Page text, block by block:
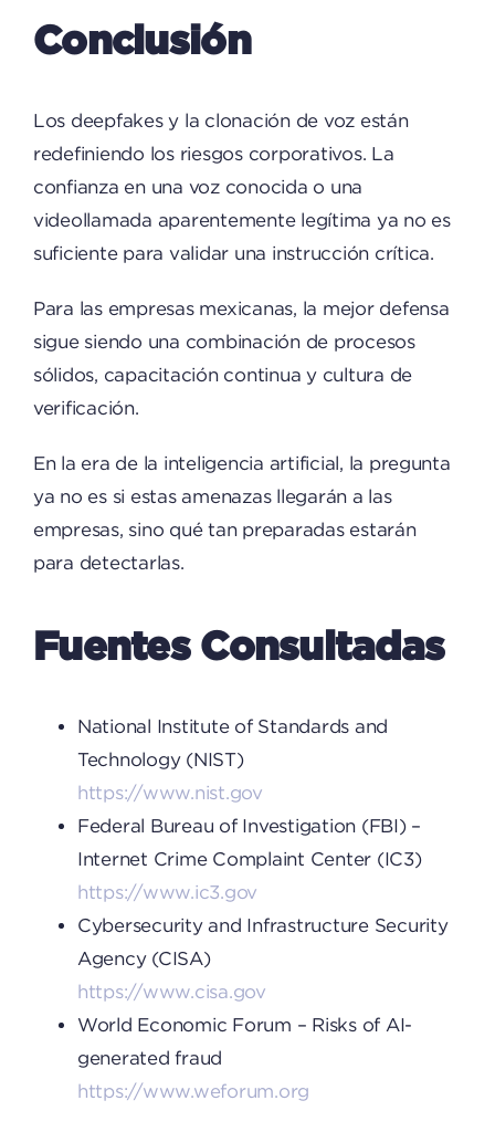
Conclusión
Los deepfakes y la clonación de voz están
redefiniendo los riesgos corporativos. La
confianza en una voz conocida o una
videollamada aparentemente legítima ya no es
suficiente para validar una instrucción crítica.
Para las empresas mexicanas, la mejor defensa
sigue siendo una combinación de procesos
sólidos, capacitación continua y cultura de
verificación.
En la era de la inteligencia artificial, la pregunta
ya no es si estas amenazas llegarán a las
empresas, sino qué tan preparadas estarán
para detectarlas.
Fuentes Consultadas
National Institute of Standards and
Technology (NIST)
https://www.nist.gov
Federal Bureau of Investigation (FBI) –
Internet Crime Complaint Center (IC3)
https://www.ic3.gov
Cybersecurity and Infrastructure Security
Agency (CISA)
https://www.cisa.gov
World Economic Forum – Risks of AI-
generated fraud
https://www.weforum.org